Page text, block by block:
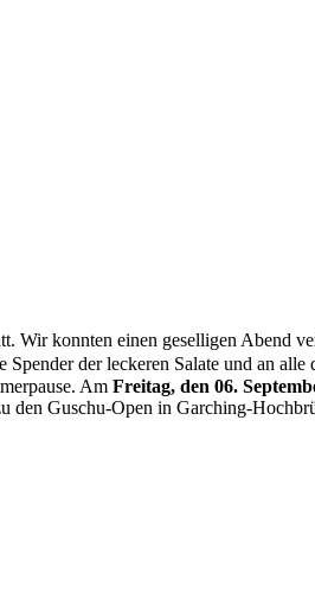
Wir konnten einen geselligen Abend
der leckeren Salate und an
Am Freitag, den 06.
den Guschu-Open in Garching-